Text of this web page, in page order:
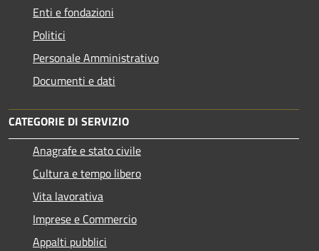
Enti e fondazioni
Politici
Personale Amministrativo
Documenti e dati
CATEGORIE DI SERVIZIO
Anagrafe e stato civile
Cultura e tempo libero
Vita lavorativa
Imprese e Commercio
Appalti pubblici